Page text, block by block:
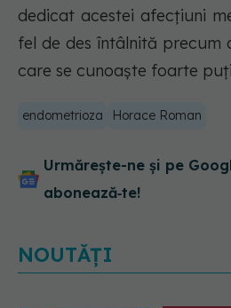
dedicat acestei afecțiuni
fel de des întâlnită precum
care se cunoaște foarte
endometrioza Horace Roman
Urmărește-ne și pe
abonează‑te!
NOUTĂȚI